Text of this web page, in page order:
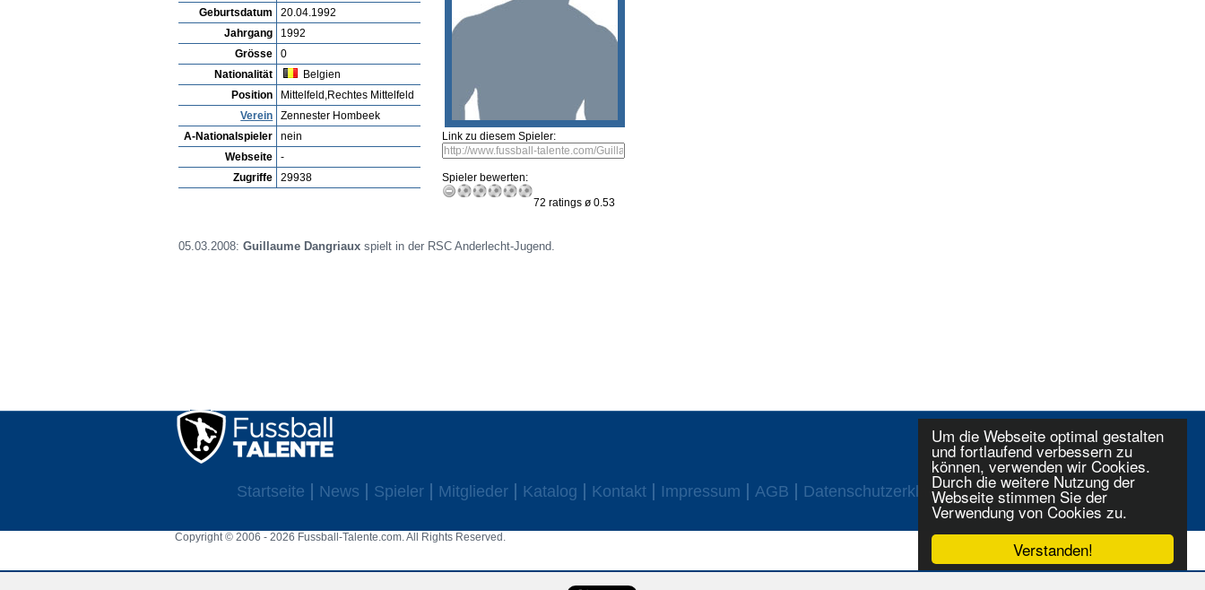
Verstanden!
Um die Webseite optimal gestalten
und fortlaufend verbessern zu
können, verwenden wir Cookies.
Durch die weitere Nutzung der
Webseite stimmen Sie der
Verwendung von Cookies zu.
Geburtsdatum
20.04.1992
Jahrgang
1992
Grösse
0
Nationalität
Belgien
Position
Mittelfeld,Rechtes Mittelfeld
Verein
Zennester Hombeek
A-Nationalspieler
nein
Webseite
-
Zugriffe
29938
Link zu diesem Spieler:
Spieler bewerten:
72 ratings ø 0.53
05.03.2008:Guillaume Dangriauxspielt in der RSC Anderlecht-Jugend.
Startseite News Spieler Mitglieder Katalog Kontakt Impressum AGB Datenschutzerklaerung Login
Copyright © 2006 - 2026 Fussball-Talente.com. All Rights Reserved.